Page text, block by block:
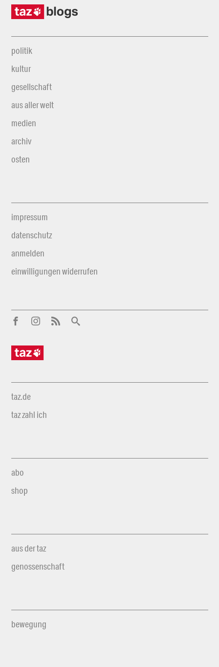
politik
kultur
gesellschaft
aus aller welt
medien
archiv
osten
impressum
datenschutz
anmelden
einwilligungen widerrufen
taz.de
taz zahl ich
abo
shop
aus der taz
genossenschaft
bewegung